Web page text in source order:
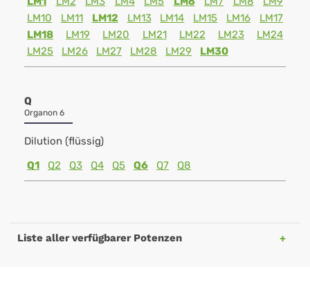
LM10
LM11 LM12 LM13 LM14 LM15 LM16
LM17
LM18
LM19 LM20 LM21 LM22 LM23
LM24
LM25
LM26 LM27 LM28 LM29 LM30
Q
Organon 6
Dilution (flüssig)
Q1
Q2 Q3 Q4 Q5 Q6 Q7 Q8
Liste aller verfügbarer Potenzen